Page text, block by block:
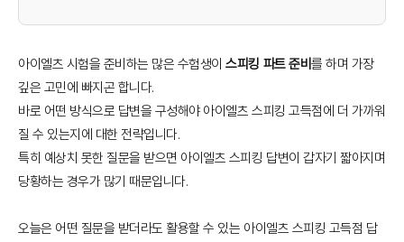
아이엘츠 시험을 준비하는 많은 수험생이스피킹 파트 준비를 하며 가장
깊은 고민에 빠지곤 합니다.
바로 어떤 방식으로 답변을 구성해야 아이엘츠 스피킹 고득점에 더 가까워
질 수 있는지에 대한 전략입니다.
특히 예상치 못한 질문을 받으면 아이엘츠 스피킹 답변이 갑자기 짧아지며
당황하는 경우가 많기 때문입니다.
오늘은 어떤 질문을 받더라도 활용할 수 있는 아이엘츠 스피킹 고득점 답